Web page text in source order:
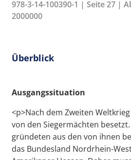
978-3-14-100390-1 | Seite 27 |
2000000
Überblick
Ausgangssituation
<p>Nach dem Zweiten
von den Siegermächten
gründeten aus den von ihnen
das Bundesland Nordrhein-